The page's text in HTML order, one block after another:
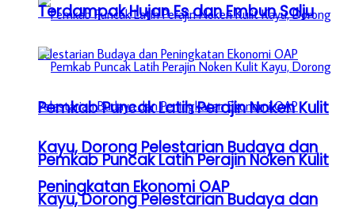
Pemkab Puncak Latih Perajin Noken Kulit
Kayu, Dorong Pelestarian Budaya dan
Peningkatan Ekonomi OAP
Terdampak Hujan Es dan Embun Salju
Pemkab Puncak Latih Perajin Noken Kulit
Kayu, Dorong Pelestarian Budaya dan